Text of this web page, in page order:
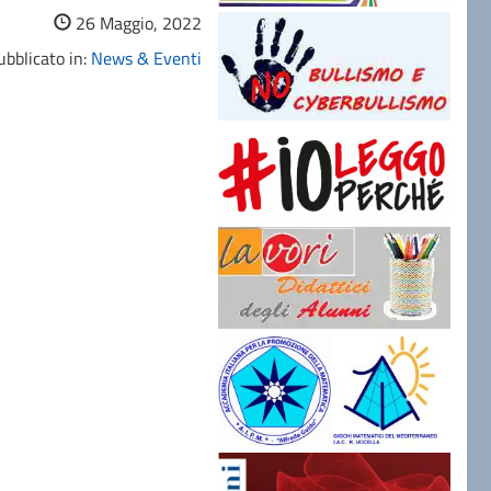
26 Maggio, 2022
in: News & Eventi